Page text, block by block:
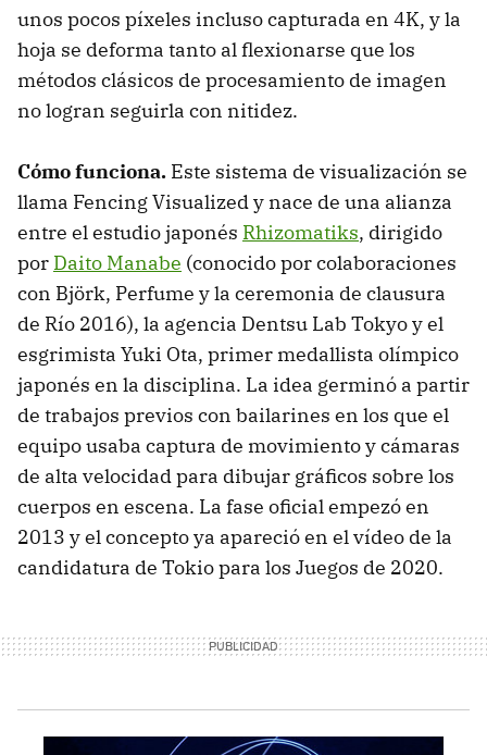
unos pocos píxeles incluso capturada en 4K, y la
hoja se deforma tanto al flexionarse que los
métodos clásicos de procesamiento de imagen
no logran seguirla con nitidez.
Cómo funciona. Este sistema de visualización se
llama Fencing Visualized y nace de una alianza
entre el estudio japonés Rhizomatiks, dirigido
por Daito Manabe (conocido por colaboraciones
con Björk, Perfume y la ceremonia de clausura
de Río 2016), la agencia Dentsu Lab Tokyo y el
esgrimista Yuki Ota, primer medallista olímpico
japonés en la disciplina. La idea germinó a partir
de trabajos previos con bailarines en los que el
equipo usaba captura de movimiento y cámaras
de alta velocidad para dibujar gráficos sobre los
cuerpos en escena. La fase oficial empezó en
2013 y el concepto ya apareció en el vídeo de la
candidatura de Tokio para los Juegos de 2020.